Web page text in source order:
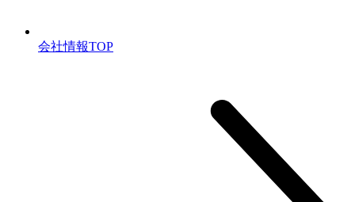
会社情報TOP